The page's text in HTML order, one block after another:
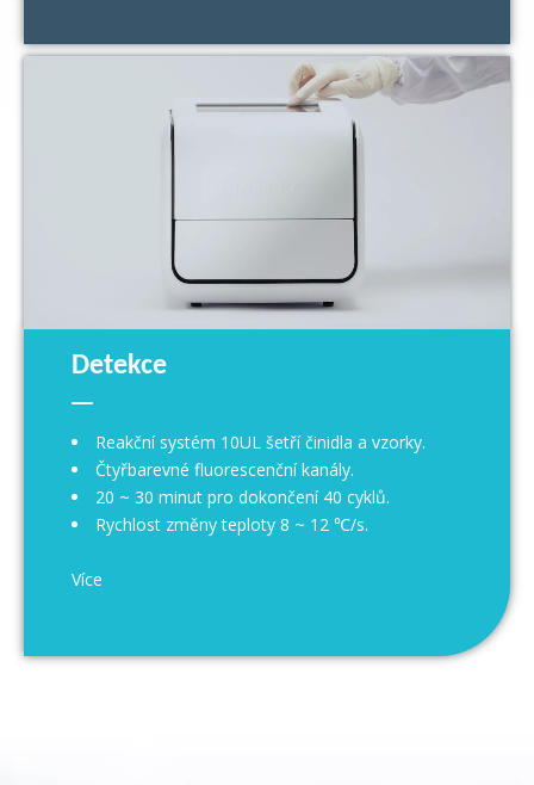
Detekce
Reakční systém 10UL šetří činidla a vzorky.
Čtyřbarevné fluorescenční kanály.
20 ~ 30 minut pro dokončení 40 cyklů.
Rychlost změny teploty 8 ~ 12 ℃/s.
Více